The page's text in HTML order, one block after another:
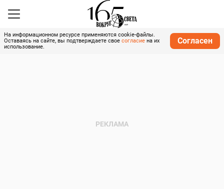
На информационном ресурсе применяются cookie-файлы.
Оставаясь на сайте, вы подтверждаете свое согласие на их
использование.
Согласен